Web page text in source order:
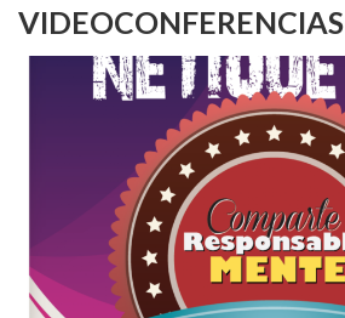
VIDEOCONFERENCIAS